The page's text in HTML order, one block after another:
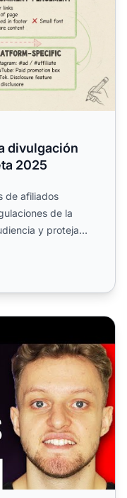
divulgación
2025
de afiliados
de la
y protejan
Amazon a Linktree